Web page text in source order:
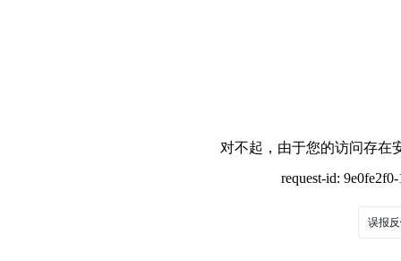
对不起，由于您的访问存在
request-id:
误报